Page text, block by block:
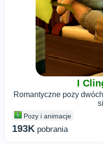
I
Romantyczne pozy
Pozy i animacje
193K pobrania